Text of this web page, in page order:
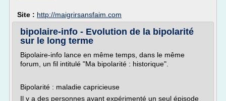
Site : http://maigrirsansfaim.com
bipolaire-info - Evolution de la bipolarité
sur le long terme
Bipolaire-info lance en même temps, dans le même
forum, un fil intitulé "Ma bipolarité : historique".
Bipolarité : maladie capricieuse
Il y a des personnes ayant expérimenté un seul épisode